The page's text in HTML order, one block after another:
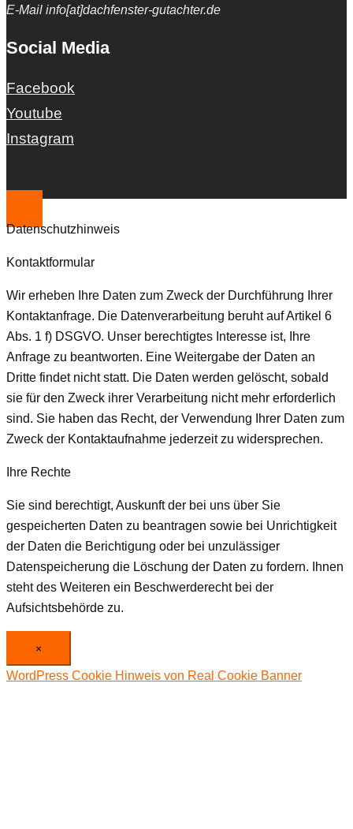
E-Mail info[at]dachfenster-gutachter.de
Social Media
Facebook
Youtube
Instagram
Datenschutzhinweis
Kontaktformular
Wir erheben Ihre Daten zum Zweck der Durchführung Ihrer
Kontaktanfrage. Die Datenverarbeitung beruht auf Artikel 6
Abs. 1 f) DSGVO. Unser berechtigtes Interesse ist, Ihre
Anfrage zu beantworten. Eine Weitergabe der Daten an
Dritte findet nicht statt. Die Daten werden gelöscht, sobald
sie für den Zweck ihrer Verarbeitung nicht mehr erforderlich
sind. Sie haben das Recht, der Verwendung Ihrer Daten zum
Zweck der Kontaktaufnahme jederzeit zu widersprechen.
Ihre Rechte
Sie sind berechtigt, Auskunft der bei uns über Sie
gespeicherten Daten zu beantragen sowie bei Unrichtigkeit
der Daten die Berichtigung oder bei unzulässiger
Datenspeicherung die Löschung der Daten zu fordern. Ihnen
steht des Weiteren ein Beschwerderecht bei der
Aufsichtsbehörde zu.
×
WordPress Cookie Hinweis von Real Cookie Banner